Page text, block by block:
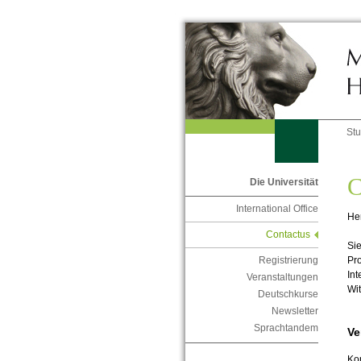
Die Universität
International Office
Contactus
Registrierung
Veranstaltungen
Deutschkurse
Newsletter
Sprachtandem